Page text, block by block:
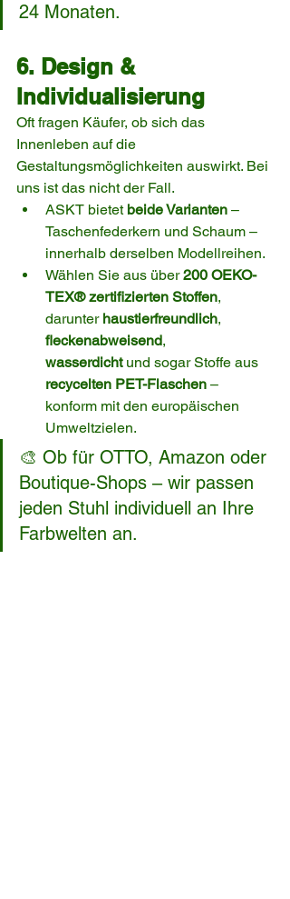
24 Monaten.
6. Design &
Individualisierung
Oft fragen Käufer, ob sich das
Innenleben auf die
Gestaltungsmöglichkeiten auswirkt. Bei
uns ist das nicht der Fall.
ASKT bietet beide Varianten –
Taschenfederkern und Schaum –
innerhalb derselben Modellreihen.
Wählen Sie aus über 200 OEKO-
TEX® zertifizierten Stoffen,
darunter haustierfreundlich,
fleckenabweisend,
wasserdicht und sogar Stoffe aus
recycelten PET-Flaschen –
konform mit den europäischen
Umweltzielen.
🎨 Ob für OTTO, Amazon oder
Boutique-Shops – wir passen
jeden Stuhl individuell an Ihre
Farbwelten an.